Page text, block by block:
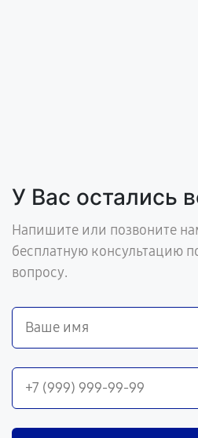
У Вас остались
Напишите или позвоните
бесплатную консультацию
вопросу.